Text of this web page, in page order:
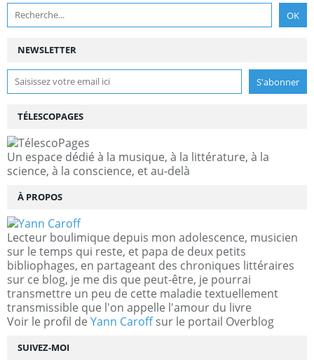
NEWSLETTER
SUIVEZ-MOI
TÉLESCOPAGES
Un espace dédié à la musique, à la littérature, à la
science, à la conscience, et au-delà
À PROPOS
Lecteur boulimique depuis mon adolescence, musicien
sur le temps qui reste, et papa de deux petits
bibliophages, en partageant des chroniques littéraires
sur ce blog, je me dis que peut-être, je pourrai
transmettre un peu de cette maladie textuellement
transmissible que l'on appelle l'amour du livre
Voir le profil de Yann Caroffsur le portail Overblog